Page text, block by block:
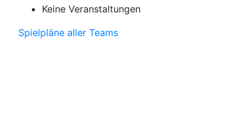
Keine Veranstaltungen
Spielpläne aller Teams